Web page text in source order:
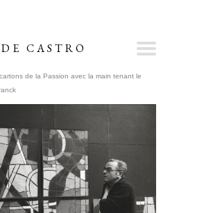
CASTRO
de la Passion avec la main tenant le